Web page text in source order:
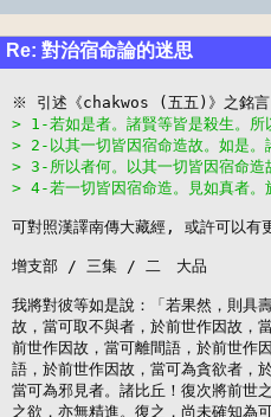
Re: 對治宿命論的迷思
> 1-若如是者。諸賢等皆是殺生。所
> 2-以其一切皆因宿命造故。如是。
> 3-所以者何。以其一切皆因宿命造
> 4-若一切皆因宿命造。見如真者。
可對照漢譯南傳大藏經, 或許可以有
增支部 / 三集 / 二　大品
我將對彼等如是說：「若果然，則具
故，當可取不與者，於前世作因故，
前世作因故，當可離間語，於前世作
語，於前世作因故，當可為貪欲者，
當可為邪見者。諸比丘！復次將前世
之欲，亦無精進。復之，尚未確知為